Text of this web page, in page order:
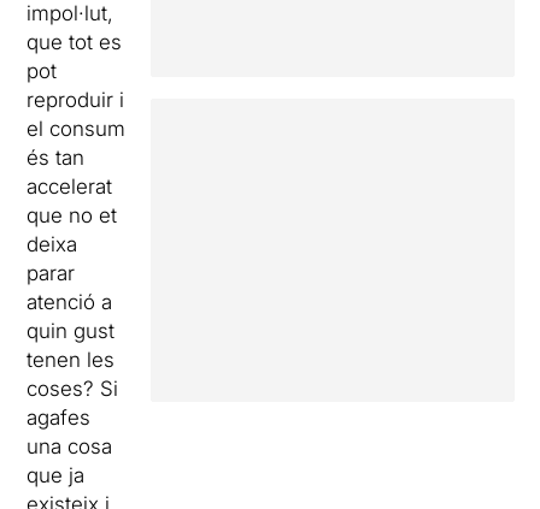
impol·lut,
que tot es
pot
reproduir i
el consum
és tan
accelerat
que no et
deixa
parar
atenció a
quin gust
tenen les
coses? Si
agafes
una cosa
que ja
existeix i